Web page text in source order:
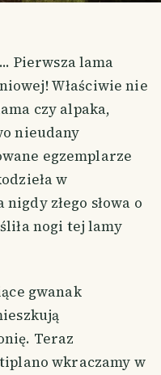
Pierwsza lama
Właściwie nie
czy alpaka,
nieudany
egzemplarze
w
złego słowa o
nogi tej lamy
gwanak
Teraz
wkraczamy w